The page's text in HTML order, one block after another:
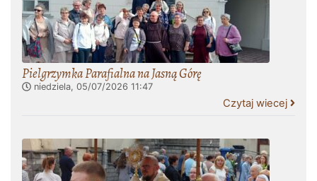
Pielgrzymka Parafialna na Jasną Górę
niedziela, 05/07/2026 11:47
Czytaj wiecej